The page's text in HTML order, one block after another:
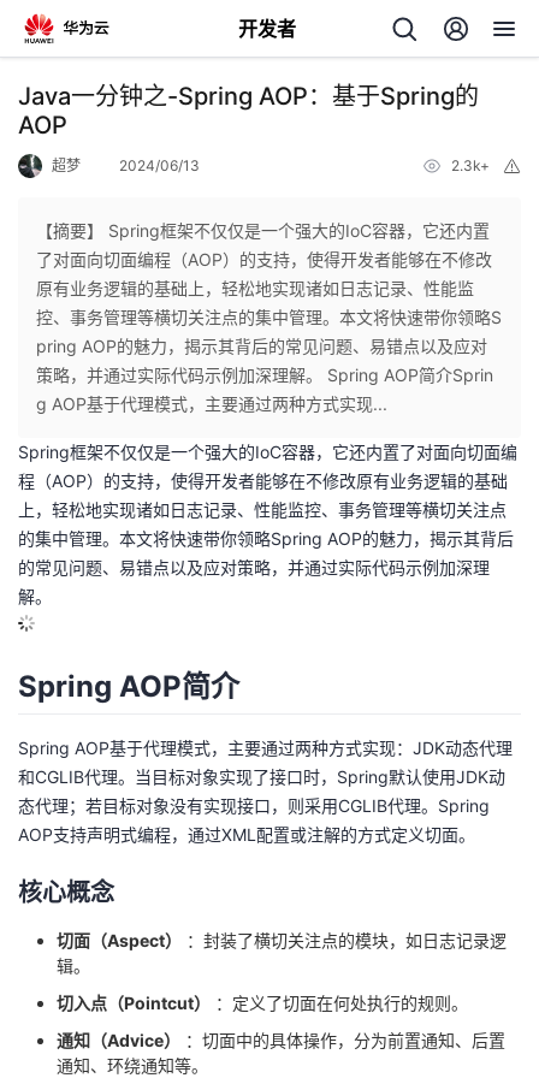
开发者
返
回
个
人
主
页
我
的
开
发
者
的
博
客
我
的
论
我
的
子
我
直
的
动
我
关
我
的
开
发
学
堂
我
课
的
证
我
实
的
我
的
Programs
我
的
支
持
我
的
持
我
建
Java一分钟之-Spring AOP：基于Spring的
AOP
超梦 2024/06/13 2.3k+
【摘要】 Spring框架不仅仅是一个强大的IoC容器，它还内置
了对面向切面编程（AOP）的支持，使得开发者能够在不修改
原有业务逻辑的基础上，轻松地实现诸如日志记录、性能监
控、事务管理等横切关注点的集中管理。本文将快速带你领略S
pring AOP的魅力，揭示其背后的常见问题、易错点以及应对
策略，并通过实际代码示例加深理解。 Spring AOP简介Sprin
g AOP基于代理模式，主要通过两种方式实现...
Spring框架不仅仅是一个强大的IoC容器，它还内置了对面向切面编
程（AOP）的支持，使得开发者能够在不修改原有业务逻辑的基础
上，轻松地实现诸如日志记录、性能监控、事务管理等横切关注点
的集中管理。本文将快速带你领略Spring AOP的魅力，揭示其背后
的常见问题、易错点以及应对策略，并通过实际代码示例加深理
解。
Spring AOP简介
Spring AOP基于代理模式，主要通过两种方式实现：JDK动态代理
和CGLIB代理。当目标对象实现了接口时，Spring默认使用JDK动
态代理；若目标对象没有实现接口，则采用CGLIB代理。Spring
AOP支持声明式编程，通过XML配置或注解的方式定义切面。
核心概念
切面（Aspect）
：封装了横切关注点的模块，如日志记录逻
辑。
切入点（Pointcut）
：定义了切面在何处执行的规则。
通知（Advice）
：切面中的具体操作，分为前置通知、后置
通知、环绕通知等。